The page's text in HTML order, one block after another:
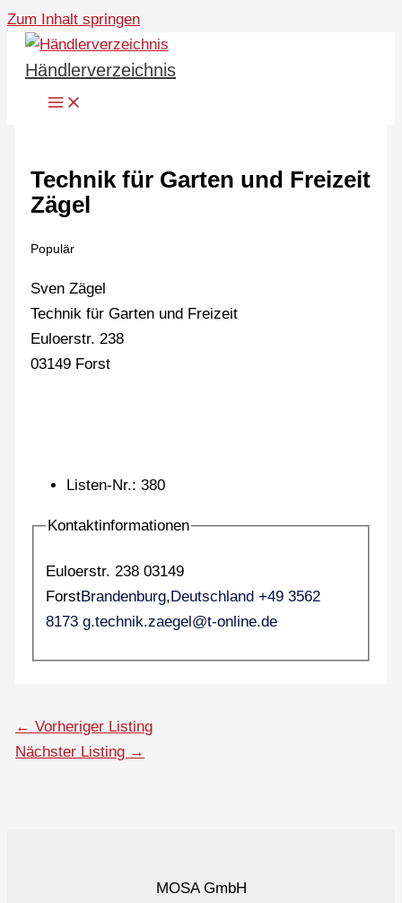
Zum Inhalt springen
Händlerverzeichnis
Technik für Garten und Freizeit
Zägel
Populär
Sven Zägel
Technik für Garten und Freizeit
Euloerstr. 238
03149 Forst
Listen-Nr.:380
Kontaktinformationen
Euloerstr. 238 03149
ForstBrandenburg, Deutschland +49 3562
8173 g.technik.zaegel@t-online.de
← Vorheriger Listing
Nächster Listing →
MOSA GmbH